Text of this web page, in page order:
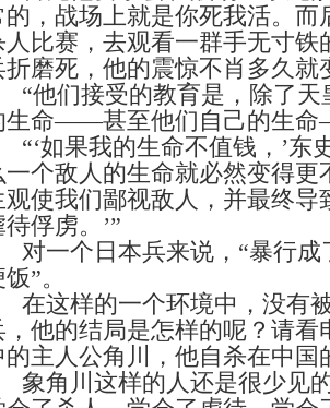
的，战场上就是你死我活。而
人比赛，去观看一群手无寸铁
折磨死，他的震惊不肖多久就
“他们接受的教育是，除了
生命——甚至他们自己的生
“‘如果我的生命不值钱，’东
一个敌人的生命就必然变得
观使我们鄙视敌人，并最终导
待俘虏。’”
对一个日本兵来说，“暴行
”。
在这样的一个环境中，没有
，他的结局是怎样的呢？请看
的主人公角川
，他自杀在中
象角川 这样的人还是很少见